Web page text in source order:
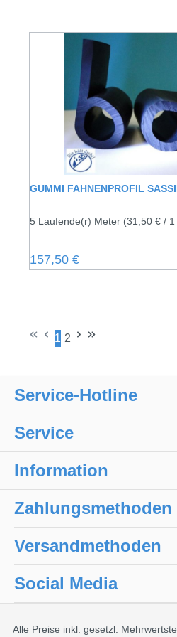
GUMMI FAHNENPROFIL
5 Laufende(r) Meter (31,50 € /
Regulärer Preis:
157,50 €
Seite
1
Seite
2
Service-Hotline
Service
Information
Zahlungsmethoden
Versandmethoden
Social Media
Alle Preise inkl. gesetzl.